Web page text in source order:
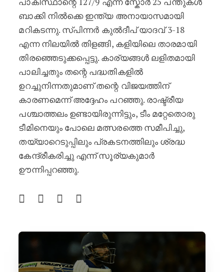
ബാക്കി നിൽക്കെ ഇന്ത്യ അനായാസമായി
മറികടന്നു. സ്പിന്നർ കുൽദീപ് യാദവ് 3-18
എന്ന നിലയിൽ തിളങ്ങി, കളിയിലെ താരമായി
തിരഞ്ഞെടുക്കപ്പെട്ടു. കാര്യങ്ങൾ ലളിതമായി
പാലിച്ചതും തന്റെ പദ്ധതികളിൽ
ഉറച്ചുനിന്നതുമാണ് തന്റെ വിജയത്തിന്
കാരണമെന്ന് അദ്ദേഹം പറഞ്ഞു. രാഷ്ട്രീയ
പശ്ചാത്തലം ഉണ്ടായിരുന്നിട്ടും, ടീം മറ്റേതൊരു
ടീമിനെയും പോലെ മത്സരത്തെ സമീപിച്ചു,
തയ്യാറെടുപ്പിലും പ്രകടനത്തിലും ശ്രദ്ധ
കേന്ദ്രീകരിച്ചു എന്ന് സൂര്യകുമാർ
ഊന്നിപ്പറഞ്ഞു.